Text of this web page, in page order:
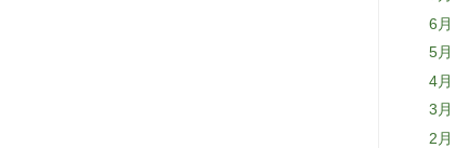
6月
5月
4月
3月
2月